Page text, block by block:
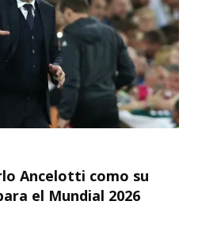
Ancelotti como su
el Mundial 2026